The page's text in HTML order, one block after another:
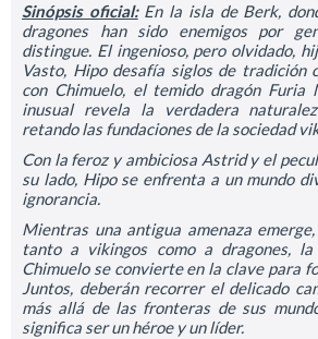
Sinópsis oficial:En la isla de Berk,
dragones han sido enemigos por
distingue. El ingenioso, pero olvidado,
Vasto, Hipo desafía siglos de tradición
con Chimuelo, el temido dragón Furia
inusual revela la verdadera
retando las fundaciones de la sociedad
Con la feroz y ambiciosa Astrid y el
su lado, Hipo se enfrenta a un mundo
ignorancia.
Mientras una antigua amenaza
tanto a vikingos como a dragones,
Chimuelo se convierte en la clave para
Juntos, deberán recorrer el delicado
más allá de las fronteras de sus
significa ser un héroe y un líder.